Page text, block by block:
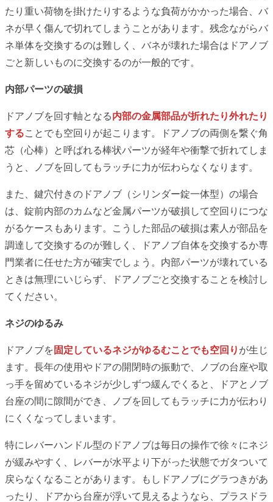
たり重い荷物を掛けたりするような負荷がかかった場合、バ
ネが早く傷んで切れてしまうことがあります。残念ながらバ
ネ単体を交換するのは難しく、バネが壊れた場合はドアノブ
ごと新しいものに交換するのが一般的です。
内部パーツの破損
ドアノブを回す軸となる内部の金属部品が折れたり外れたり
することでも空回りが起こります。ドアノブの両側を繋ぐ角
芯（心棒）と呼ばれる棒状パーツが経年や衝撃で折れてしま
うと、ノブを回してもラッチに力が伝わらなくなります。
また、鍵穴付きのドアノブ（シリンダー錠一体型）の場合
は、錠前内部のカムなど金属パーツが破損して空回りにつな
がるケースもあります。こうした部品の破損は素人が部品を
調達して交換するのが難しく、ドアノブ自体を交換するか専
門業者に任せた方が確実でしょう。内部パーツが壊れている
ときは無理にいじらず、ドアノブごと交換することを検討し
てください。
ネジのゆるみ
ドアノブを 固定しているネジがゆるむことでも空回り が生じ
ます。長年の使用やドアの開閉時の振動で、ノブの台座や取
っ手を留めているネジが少しずつ緩んでくると、ドアとノブ
台座の間に隙間ができ、ノブを回してもラッチに力が伝わり
にくくなってしまいます。
特にレバーハンドル型のドアノブは毎日の操作で徐々にネジ
が緩みやすく、レバーが水平より下がった状態でガタついて
戻らなくなることがあります。もしドアノブにグラつきがあ
ったり、ドアから台座が浮いて見えるようなら、プラスドラ